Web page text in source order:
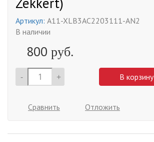
Артикул: A11-XLB3AC2203111-AN2
В наличии
800 руб.
- + В корзину
Сравнить Отложить